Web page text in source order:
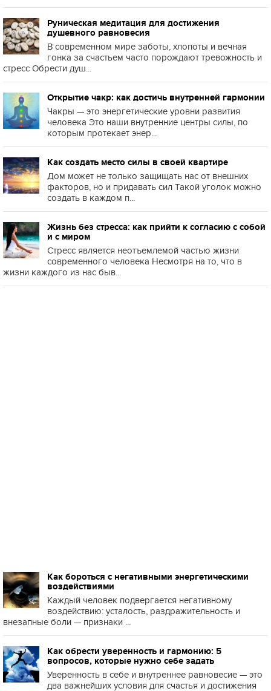
Руническая медитация для достижения
душевного равновесия
В современном мире заботы, хлопоты и вечная
гонка за счастьем часто порождают тревожность и
стресс Обрести душ...
Открытие чакр: как достичь внутренней гармонии
Чакры — это энергетические уровни развития
человека Это наши внутренние центры силы, по
которым протекает энер...
Как создать место силы в своей квартире
Дом может не только защищать нас от внешних
факторов, но и придавать сил Такой уголок можно
создать в каждом п...
Жизнь без стресса: как прийти к согласию с собой
и с миром
Стресс является неотъемлемой частью жизни
современного человека Несмотря на то, что в
жизни каждого из нас быв...
Как бороться с негативными энергетическими
воздействиями
Каждый человек подвергается негативному
воздействию: усталость, раздражительность и
внезапные боли — признаки ...
Как обрести уверенность и гармонию: 5
вопросов, которые нужно себе задать
Уверенность в себе и внутреннее равновесие — это
два важнейших условия для счастья и достижения